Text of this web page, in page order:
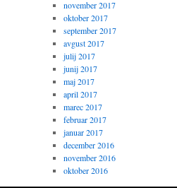
november 2017
oktober 2017
september 2017
avgust 2017
julij 2017
junij 2017
maj 2017
april 2017
marec 2017
februar 2017
januar 2017
december 2016
november 2016
oktober 2016